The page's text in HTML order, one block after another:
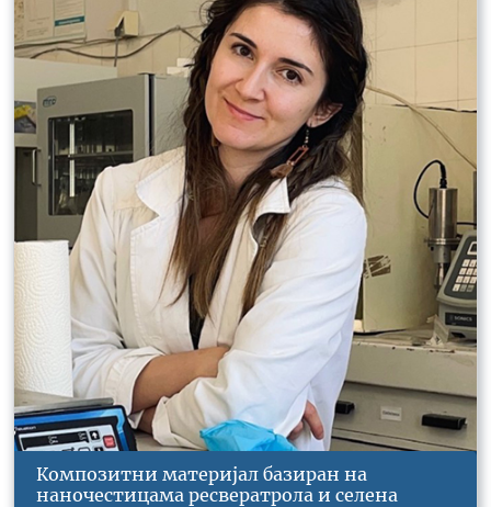
Композитни материјал базиран на
наночестицама ресвератрола и селена